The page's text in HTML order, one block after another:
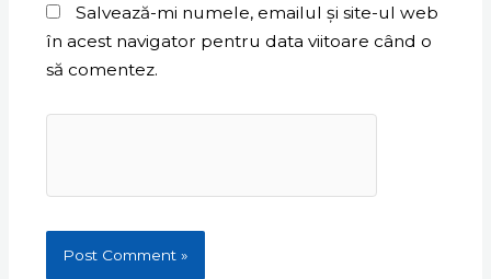
Salvează-mi numele, emailul și site-ul web
în acest navigator pentru data viitoare când o
să comentez.